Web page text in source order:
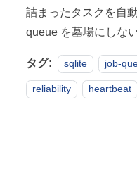
詰まったタスクを自
queue を墓場にしない
タグ: sqlite job-
reliability heartbeat